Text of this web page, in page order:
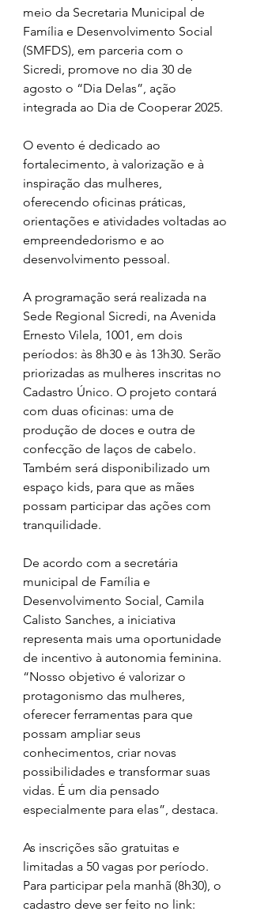
meio da Secretaria Municipal de
Família e Desenvolvimento Social
(SMFDS), em parceria com o
Sicredi, promove no dia 30 de
agosto o “Dia Delas”, ação
integrada ao Dia de Cooperar 2025.
O evento é dedicado ao
fortalecimento, à valorização e à
inspiração das mulheres,
oferecendo oficinas práticas,
orientações e atividades voltadas ao
empreendedorismo e ao
desenvolvimento pessoal.
A programação será realizada na
Sede Regional Sicredi, na Avenida
Ernesto Vilela, 1001, em dois
períodos: às 8h30 e às 13h30. Serão
priorizadas as mulheres inscritas no
Cadastro Único. O projeto contará
com duas oficinas: uma de
produção de doces e outra de
confecção de laços de cabelo.
Também será disponibilizado um
espaço kids, para que as mães
possam participar das ações com
tranquilidade.
De acordo com a secretária
municipal de Família e
Desenvolvimento Social, Camila
Calisto Sanches, a iniciativa
representa mais uma oportunidade
de incentivo à autonomia feminina.
“Nosso objetivo é valorizar o
protagonismo das mulheres,
oferecer ferramentas para que
possam ampliar seus
conhecimentos, criar novas
possibilidades e transformar suas
vidas. É um dia pensado
especialmente para elas”, destaca.
As inscrições são gratuitas e
limitadas a 50 vagas por período.
Para participar pela manhã (8h30), o
cadastro deve ser feito no link: